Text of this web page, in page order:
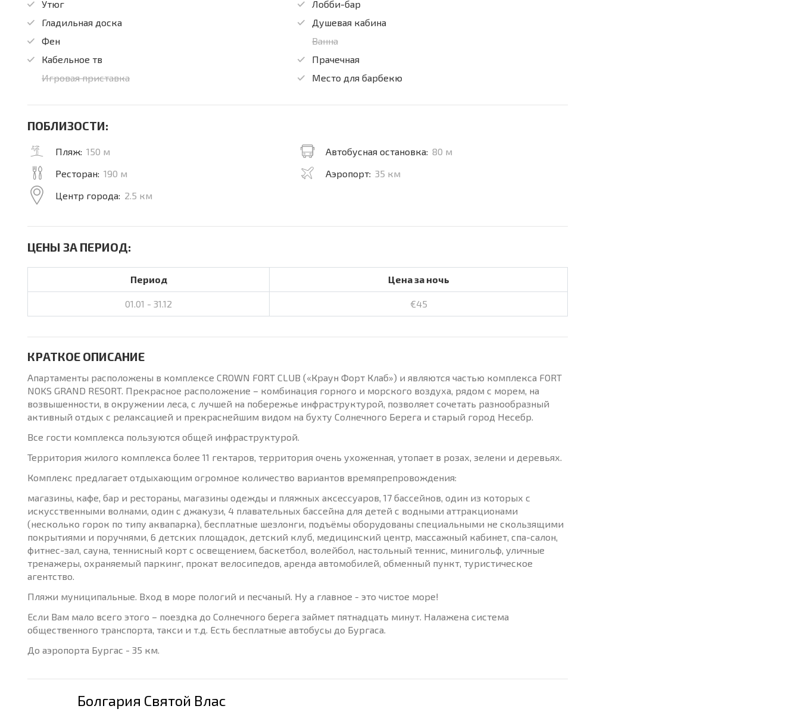
Утюг
Гладильная доска
Фен
Кабельное тв
Игровая приставка
Лобби-бар
Душевая кабина
Ванна
Прачечная
Место для барбекю
ПОБЛИЗОСТИ:
Пляж: 150 м
Ресторан: 190 м
Центр города: 2.5 км
Автобусная остановка: 80 м
Аэропорт: 35 км
ЦЕНЫ ЗА ПЕРИОД:
Период Цена за ночь
01.01 - 31.12 €45
КРАТКОЕ ОПИСАНИЕ
Апартаменты расположены в комплексе CROWN FORT CLUB («Краун Форт Клаб») и являются частью комплекса FORT
NOKS GRAND RESORT. Прекрасное расположение – комбинация горного и морского воздуха, рядом с морем, на
возвышенности, в окружении леса, с лучшей на побережье инфраструктурой, позволяет сочетать разнообразный
активный отдых с релаксацией и прекраснейшим видом на бухту Солнечного Берега и старый город Несебр.
Все гости комплекса пользуются общей инфраструктурой.
Территория жилого комплекса более 11 гектаров, территория очень ухоженная, утопает в розах, зелени и деревьях.
Комплекс предлагает отдыхающим огромное количество вариантов времяпрепровождения:
магазины, кафе, бар и рестораны, магазины одежды и пляжных аксессуаров, 17 бассейнов, один из которых с
искусственными волнами, один с джакузи, 4 плавательных бассейна для детей с водными аттракционами
(несколько горок по типу аквапарка), бесплатные шезлонги, подъёмы оборудованы специальными не скользящими
покрытиями и поручнями, 6 детских площадок, детский клуб, медицинский центр, массажный кабинет, спа-салон,
фитнес-зал, сауна, теннисный корт с освещением, баскетбол, волейбол, настольный теннис, минигольф, уличные
тренажеры, охраняемый паркинг, прокат велосипедов, аренда автомобилей, обменный пункт, туристическое
агентство.
Пляжи муниципальные. Вход в море пологий и песчаный. Ну а главное - это чистое море!
Если Вам мало всего этого – поездка до Солнечного берега займет пятнадцать минут. Налажена система
общественного транспорта, такси и т.д. Есть бесплатные автобусы до Бургаса.
До аэропорта Бургас - 35 км.
Болгария Святой Влас